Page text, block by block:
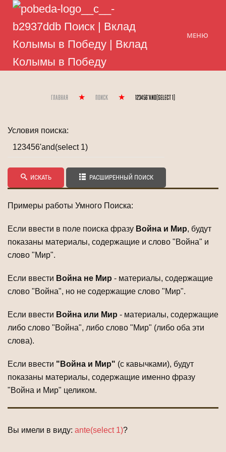
МЕНЮ
Главная Поиск 123456'and(select 1)
Условия поиска:
ИСКАТЬ РАСШИРЕННЫЙ ПОИСК
Примеры работы Умного Поиска:
Если ввести в поле поиска фразу Война и Мир, будут
показаны материалы, содержащие и слово "Война" и
слово "Мир".
Если ввести Война не Мир - материалы, содержащие
слово "Война", но не содержащие слово "Мир".
Если ввести Война или Мир - материалы, содержащие
либо слово "Война", либо слово "Мир" (либо оба эти
слова).
Если ввести "Война и Мир" (с кавычками), будут
показаны материалы, содержащие именно фразу
"Война и Мир" целиком.
Вы имели в виду: ante(select 1)?